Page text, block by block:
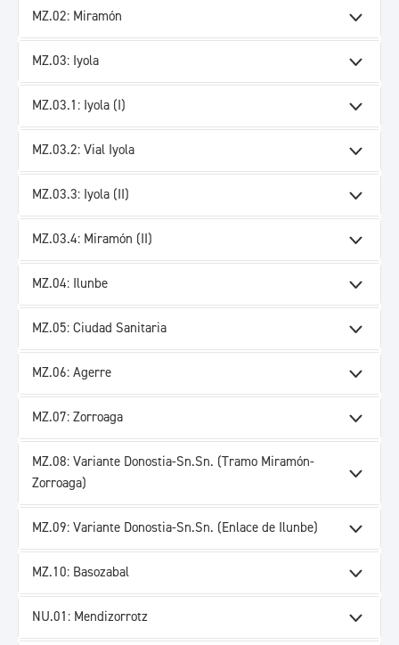
MZ.02: Miramón
MZ.03: Iyola
MZ.03.1: Iyola (I)
MZ.03.2: Vial Iyola
MZ.03.3: Iyola (II)
MZ.03.4: Miramón (II)
MZ.04: Ilunbe
MZ.05: Ciudad Sanitaria
MZ.06: Agerre
MZ.07: Zorroaga
MZ.08: Variante Donostia-Sn.Sn. (Tramo Miramón-
Zorroaga)
MZ.09: Variante Donostia-Sn.Sn. (Enlace de Ilunbe)
MZ.10: Basozabal
NU.01: Mendizorrotz